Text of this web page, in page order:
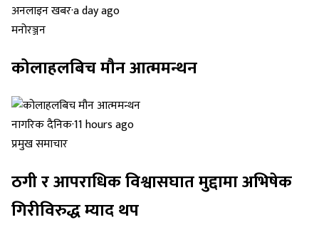
अनलाइन खबर·a day ago
मनोरञ्जन
कोलाहलबिच मौन आत्ममन्थन
नागरिक दैनिक·11 hours ago
प्रमुख समाचार
ठगी र आपराधिक विश्वासघात मुद्दामा अभिषेक
गिरीविरुद्ध म्याद थप